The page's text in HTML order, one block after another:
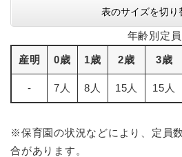
表のサイズを切り
年齢別定員
産明 0歳 1歳 2歳 3歳
- 7人 8人 15人 15人
※保育園の状況などにより、定員
合があります。